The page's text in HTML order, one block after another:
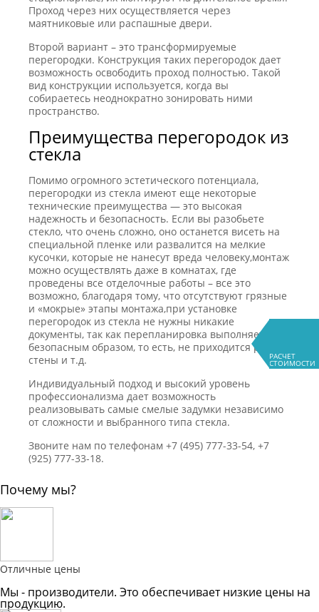
РАСЧЕТ
СТОИМОСТИ
Проход через них осуществляется через
маятниковые или распашные двери.
Второй вариант – это трансформируемые
перегородки. Конструкция таких перегородок дает
возможность освободить проход полностью. Такой
вид конструкции используется, когда вы
собираетесь неоднократно зонировать ними
пространство.
Преимущества перегородок из
стекла
Помимо огромного эстетического потенциала,
перегородки из стекла имеют еще некоторые
технические преимущества — это высокая
надежность и безопасность. Если вы разобьете
стекло, что очень сложно, оно останется висеть на
специальной пленке или развалится на мелкие
кусочки, которые не нанесут вреда человеку,монтаж
можно осуществлять даже в комнатах, где
проведены все отделочные работы – все это
возможно, благодаря тому, что отсутствуют грязные
и «мокрые» этапы монтажа,при установке
перегородок из стекла не нужны никакие
документы, так как перепланировка выполняется
безопасным образом, то есть, не приходится рушить
стены и т.д.
Индивидуальный подход и высокий уровень
профессионализма дает возможность
реализовывать самые смелые задумки независимо
от сложности и выбранного типа стекла.
Звоните нам по телефонам +7 (495) 777-33-54, +7
(925) 777-33-18.
Почему мы?
Отличные цены
Мы - производители. Это обеспечивает низкие цены на
продукцию.